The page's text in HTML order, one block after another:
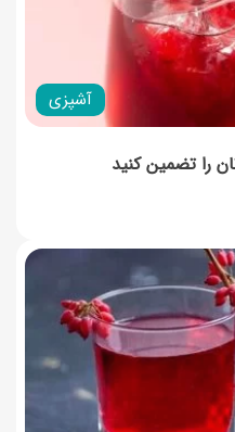
آشپزی
را تضمین کنید